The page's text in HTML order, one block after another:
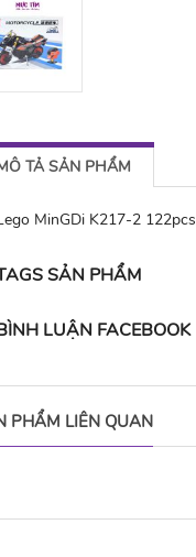
TẢ SẢN PHẨM
MinGDi K217-2 122pcs
SẢN PHẨM
LUẬN FACEBOOK
PHẨM LIÊN QUAN